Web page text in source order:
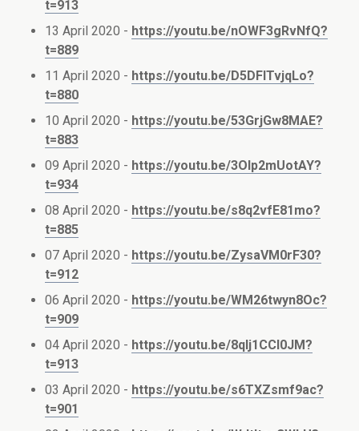
t=913
13 April 2020 - https://youtu.be/nOWF3gRvNfQ?
t=889
11 April 2020 - https://youtu.be/D5DFlTvjqLo?
t=880
10 April 2020 - https://youtu.be/53GrjGw8MAE?
t=883
09 April 2020 - https://youtu.be/3OIp2mUotAY?
t=934
08 April 2020 - https://youtu.be/s8q2vfE81mo?
t=885
07 April 2020 - https://youtu.be/ZysaVM0rF30?
t=912
06 April 2020 - https://youtu.be/WM26twyn8Oc?
t=909
04 April 2020 - https://youtu.be/8qIj1CCl0JM?
t=913
03 April 2020 - https://youtu.be/s6TXZsmf9ac?
t=901